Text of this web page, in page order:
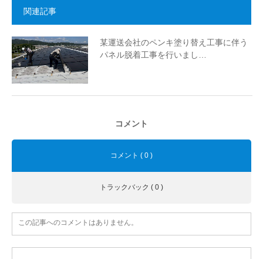
関連記事
某運送会社のペンキ塗り替え工事に伴う
パネル脱着工事を行いまし…
コメント
コメント ( 0 )
トラックバック ( 0 )
この記事へのコメントはありません。